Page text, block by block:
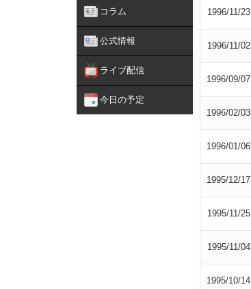
コラム
公式情報
ライブ配信
今日の予定
1996/11/23
1996/11/02
1996/09/07
1996/02/03
1996/01/06
1995/12/17
1995/11/25
1995/11/04
1995/10/14